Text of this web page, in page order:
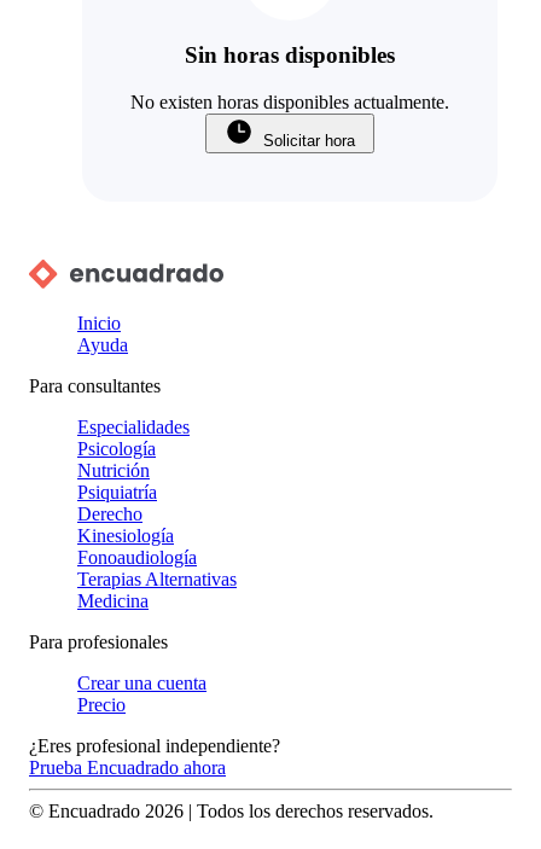
Sin horas disponibles
No existen horas disponibles actualmente.
Solicitar hora
Inicio
Ayuda
Para consultantes
Especialidades
Psicología
Nutrición
Psiquiatría
Derecho
Kinesiología
Fonoaudiología
Terapias Alternativas
Medicina
Para profesionales
Crear una cuenta
Precio
¿Eres profesional independiente?
Prueba Encuadrado ahora
© Encuadrado 2026 | Todos los derechos reservados.